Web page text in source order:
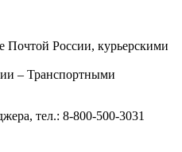
Почтой России, курьерскими
– Транспортными
тел.: 8-800-500-3031